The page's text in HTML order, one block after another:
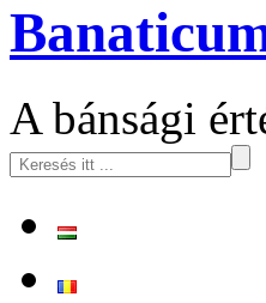
A bánsági